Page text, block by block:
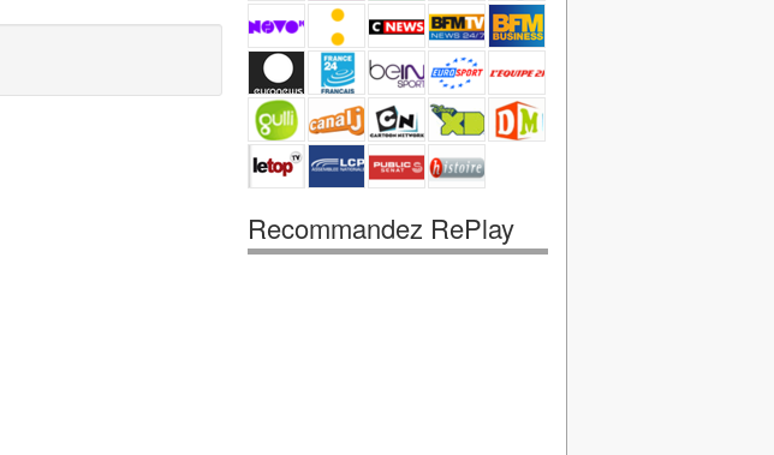
Recommandez RePlay